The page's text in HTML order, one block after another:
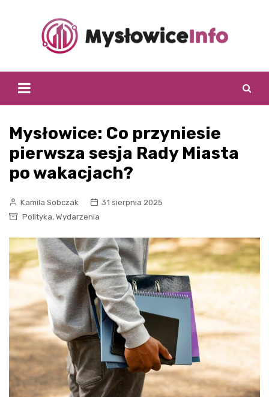
Mysłowice: Co przyniesie
pierwsza sesja Rady Miasta
po wakacjach?
Kamila Sobczak
31 sierpnia 2025
Polityka, Wydarzenia